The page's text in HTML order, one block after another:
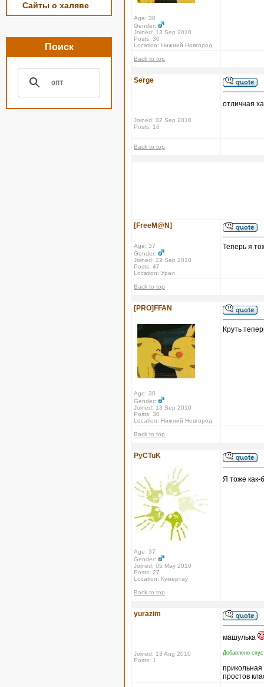
Сайты о халяве
Поиск
Age: 30
Gender:
Joined: 13 Sep 2010
Posts: 30
Location: Нижний Новгород
Back to top
Serge
Joined: 02 Sep 2010
Posts: 16
отличная
Back to top
[FreeM@N]
Age: 37
Gender:
Joined: 22 Sep 2010
Posts: 47
Location: Урал
Теперь я
Back to top
[PRO]FFAN
Age: 30
Gender:
Joined: 13 Sep 2010
Posts: 30
Location: Нижний Новгород
Круть
Back to top
PyCTuK
Age: 37
Gender:
Joined: 05 May 2010
Posts: 27
Location: Кумертау
Я тоже
Back to top
yurazim
Joined: 13 Aug 2010
Posts: 1
машулька
Добавлено
прикольная
простов